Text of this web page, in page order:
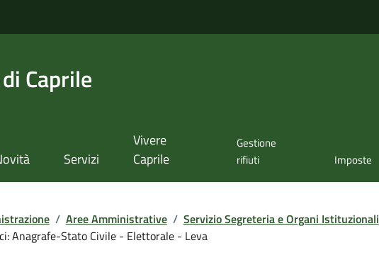
Caprile
Servizi
Vivere
Caprile
Gestione
rifiuti
Imposte
/ Aree Amministrative / Servizio Segreteria e Organi Istituzionali
Anagrafe-Stato Civile - Elettorale - Leva